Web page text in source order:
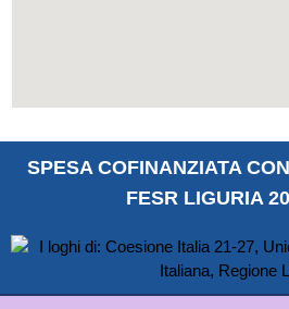
SPESA COFINANZIATA
FESR LIGURIA